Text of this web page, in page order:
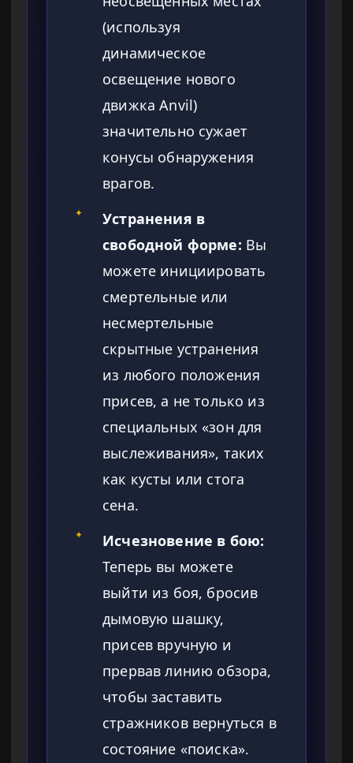
(используя
динамическое
освещение нового
движка Anvil)
значительно сужает
конусы обнаружения
врагов.
✦
Устранения в
свободной форме: Вы
можете инициировать
смертельные или
несмертельные
скрытные устранения
из любого положения
присев, а не только из
специальных «зон для
выслеживания», таких
как кусты или стога
сена.
✦
Исчезновение в бою:
Теперь вы можете
выйти из боя, бросив
дымовую шашку,
присев вручную и
прервав линию обзора,
чтобы заставить
стражников вернуться в
состояние «поиска».